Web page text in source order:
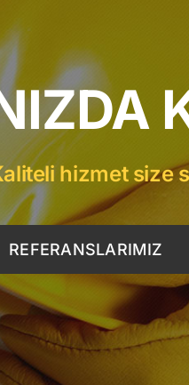
hizmet size
REFERANSLARIMIZ